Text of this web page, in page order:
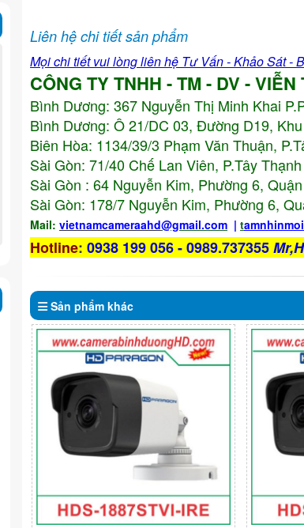
Liên hệ chi tiết sản phẩm
Mọi chi tiết vui lòng liên hệ Tư Vấn - Khảo Sát -
CÔNG TY TNHH - TM - DV -
Bình Dương: 367 Nguyễn Thị Minh Khai
Bình Dương: Ô 21/DC 03, Đường D19,
Biên Hòa: 1134/39/3 Phạm Văn Thuận,
Sài Gòn: 71/40 Chế Lan Viên, P.Tây
Sài Gòn : 64 Nguyễn Kim, Phường 6,
Sài Gòn: 178/7 Nguyễn Kim, Phường 6,
Mail: vietnamcameraahd@gmail.com | t
Hotline: 0938 199 056 - 0989.737355
Sản phẩm khác